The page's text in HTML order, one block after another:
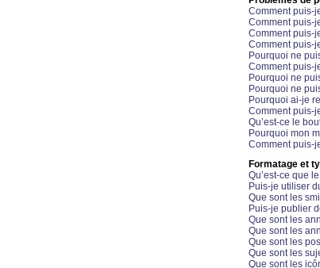
Comment puis-
Comment puis-
Comment puis-
Comment puis-
Pourquoi ne
Comment puis-
Pourquoi ne
Pourquoi ne
Pourquoi ai-je
Comment puis-
Qu’est-ce le
Pourquoi mon
Comment puis-
Formatage et
Qu’est-ce que
Puis-je utiliser
Que sont les
Puis-je publier
Que sont les
Que sont les
Que sont les
Que sont les
Que sont les